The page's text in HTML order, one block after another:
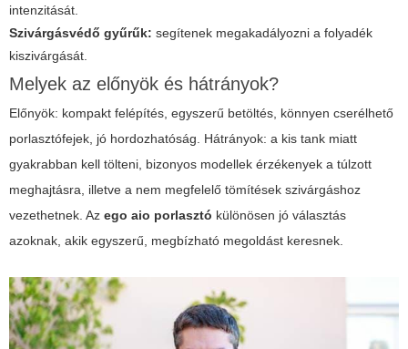
intenzitását.
Szivárgásvédő gyűrűk: segítenek megakadályozni a folyadék
kiszivárgását.
Melyek az előnyök és hátrányok?
Előnyök: kompakt felépítés, egyszerű betöltés, könnyen cserélhető
porlasztófejek, jó hordozhatóság. Hátrányok: a kis tank miatt
gyakrabban kell tölteni, bizonyos modellek érzékenyek a túlzott
meghajtásra, illetve a nem megfelelő tömítések szivárgáshoz
vezethetnek. Az ego aio porlasztó különösen jó választás
azoknak, akik egyszerű, megbízható megoldást keresnek.